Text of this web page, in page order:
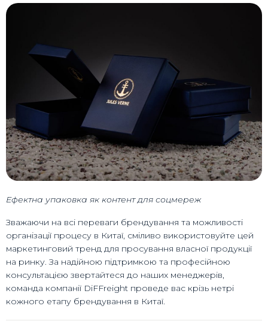
Ефектна упаковка як контент для соцмереж
Зважаючи на всі переваги брендування та можливості
організації процесу в Китаї, сміливо використовуйте цей
маркетинговий тренд для просування власної продукції
на ринку. За надійною підтримкою та професійною
консультацією звертайтеся до наших менеджерів,
команда компанії DiFFreight проведе вас крізь нетрі
кожного етапу брендування в Китаї.